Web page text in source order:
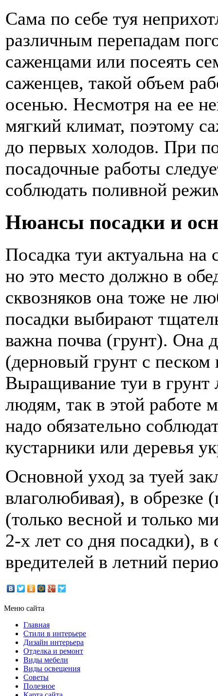
Сама по себе туя
различным перепадам
саженцами или посеять
саженцев, такой объем
осенью. Несмотря на ее
мягкий климат, поэтому
до первых холодов. При
посадочные работы
соблюдать поливной
Нюансы посадки и
Посадка туи актуальна
но это место должно в
сквозняков она тоже не
посадки выбирают
важна почва (грунт). Она
(дерновый грунт с песком
Выращивание туи в
людям, так в этой работе
надо обязательно
кустарники или деревья
Основной уход за туей
влаголюбивая), в обрезке
(только весной и только
2-х лет со дня посадки), в
вредителей в летний
Меню сайта
Главная
Стили в интерьере
Дизайн интерьера
Отделка и ремонт
Виды мебели
Виды освещения
Советы
Полезное